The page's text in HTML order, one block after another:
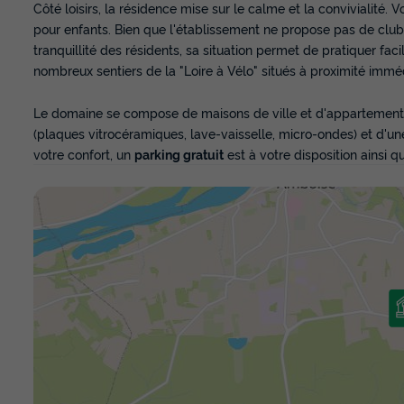
Côté loisirs, la résidence mise sur le calme et la convivialité.
pour enfants. Bien que l'établissement ne propose pas de
tranquillité des résidents, sa situation permet de pratiquer
nombreux sentiers de la "Loire à Vélo" situés à proximité
Le domaine se compose de maisons de ville et
(plaques vitrocéramiques, lave-vaisselle, micro-ondes) et
votre confort, un parking gratuit est à votre disposition ainsi